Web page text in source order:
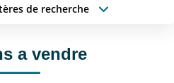
de recherche
a vendre